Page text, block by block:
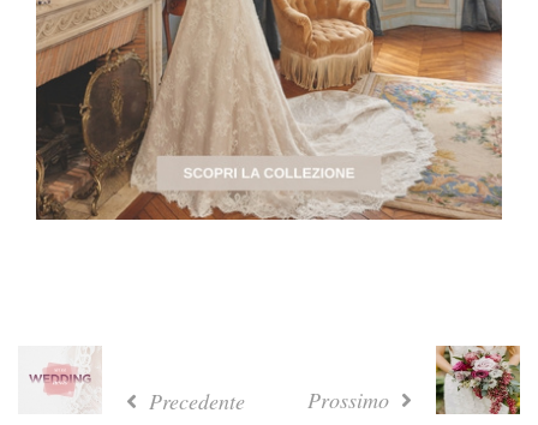
Precedente Prossimo